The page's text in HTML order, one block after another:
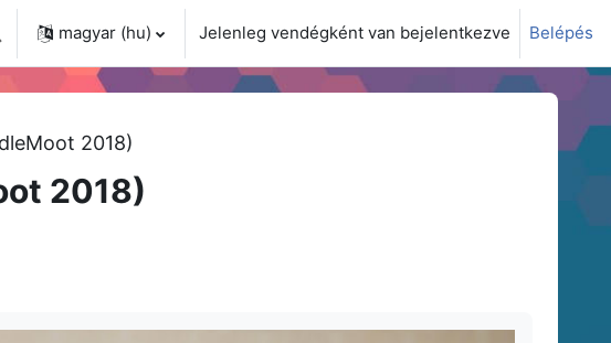
bemeneti adatok váltása
magyar ‎(hu)‎ Jelenleg vendégként van bejelentkezve Belépés
2018)
2018)